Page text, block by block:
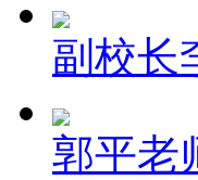
副校长
郭平老